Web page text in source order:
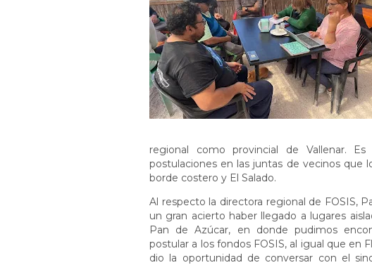
regional como provincial de Vallenar.
postulaciones en las juntas de vecinos que
borde costero y El Salado.
Al respecto la directora regional de FOSIS,
un gran acierto haber llegado a lugares
Pan de Azúcar, en donde pudimos
postular a los fondos FOSIS, al igual que en
dio la oportunidad de conversar con el